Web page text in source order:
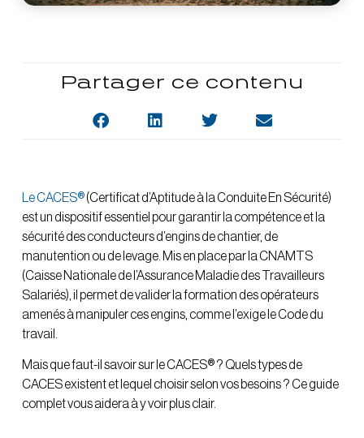
Partager ce contenu
Le CACES®(Certificat d’Aptitude à la Conduite En Sécurité)
est un dispositif essentiel pour garantir la compétence et la
sécurité des conducteurs d’engins de chantier, de
manutention ou de levage. Mis en place par la CNAMTS
(Caisse Nationale de l’Assurance Maladie des Travailleurs
Salariés), il permet de valider la formation des opérateurs
amenés à manipuler ces engins, comme l’exige le Code du
travail.
Mais que faut-il savoir sur le CACES® ? Quels types de
CACES existent et lequel choisir selon vos besoins ? Ce guide
complet vous aidera à y voir plus clair.